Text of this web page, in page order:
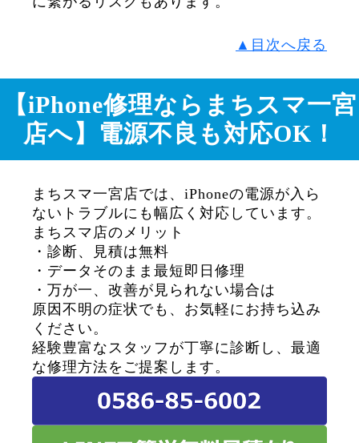
▲目次へ戻る
【iPhone修理ならまちスマ一宮
店へ】電源不良も対応OK！
まちスマ一宮店では、iPhoneの電源が入ら
ないトラブルにも幅広く対応しています。
まちスマ店のメリット
・診断、見積は無料
・データそのまま最短即日修理
・万が一、改善が見られない場合は
原因不明の症状でも、お気軽にお持ち込み
ください。
経験豊富なスタッフが丁寧に診断し、最適
な修理方法をご提案します。